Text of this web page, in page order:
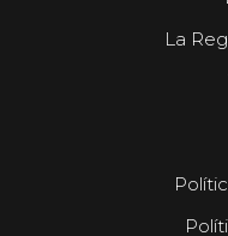
La